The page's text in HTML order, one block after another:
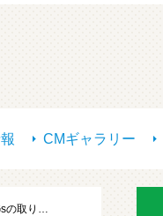
CMギャラリー
の取り…